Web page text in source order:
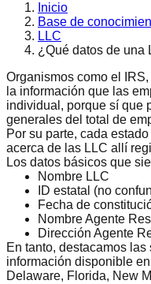
Inicio
Base de
LLC
¿Qué datos de una
Organismos como el
la información que las
individual, porque sí que
generales del total de
Por su parte, cada
acerca de las LLC allí
Los datos básicos que
Nombre LLC
ID estatal (no
Fecha de
Nombre Agente
Dirección Agente
En tanto, destacamos
información disponible
Delaware, Florida, New